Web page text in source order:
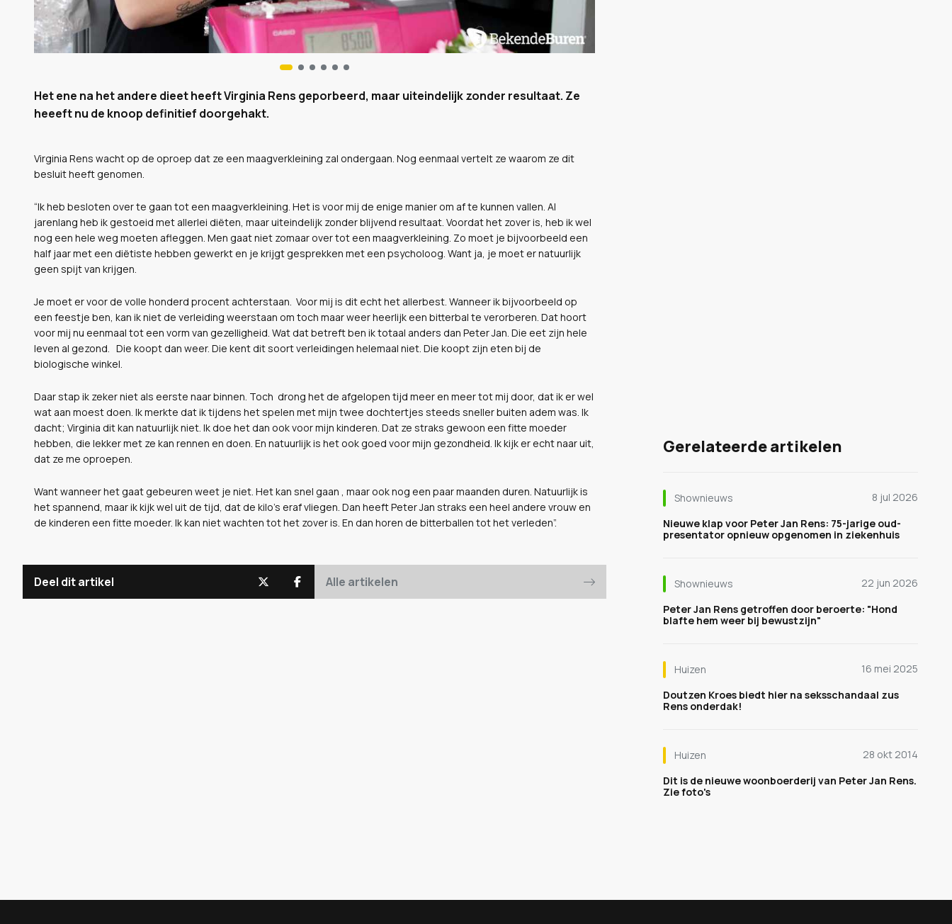
Het ene na het andere dieet heeft Virginia Rens geporbeerd, maar uiteindelijk zonder resultaat. Ze
heeeft nu de knoop definitief doorgehakt.
Virginia Rens wacht op de oproep dat ze een maagverkleining zal ondergaan. Nog eenmaal vertelt ze waarom ze dit
besluit heeft genomen.
“Ik heb besloten over te gaan tot een maagverkleining. Het is voor mij de enige manier om af te kunnen vallen. Al
jarenlang heb ik gestoeid met allerlei diëten, maar uiteindelijk zonder blijvend resultaat. Voordat het zover is, heb ik wel
nog een hele weg moeten afleggen. Men gaat niet zomaar over tot een maagverkleining. Zo moet je bijvoorbeeld een
half jaar met een diëtiste hebben gewerkt en je krijgt gesprekken met een psycholoog. Want ja, je moet er natuurlijk
geen spijt van krijgen.
Je moet er voor de volle honderd procent achterstaan. Voor mij is dit echt het allerbest. Wanneer ik bijvoorbeeld op
een feestje ben, kan ik niet de verleiding weerstaan om toch maar weer heerlijk een bitterbal te verorberen. Dat hoort
voor mij nu eenmaal tot een vorm van gezelligheid. Wat dat betreft ben ik totaal anders dan Peter Jan. Die eet zijn hele
leven al gezond.
Die koopt dan weer. Die kent dit soort verleidingen helemaal niet. Die koopt zijn eten bij de
biologische winkel.
Daar stap ik zeker niet als eerste naar binnen. Toch drong het de afgelopen tijd meer en meer tot mij door, dat ik er wel
wat aan moest doen. Ik merkte dat ik tijdens het spelen met mijn twee dochtertjes steeds sneller buiten adem was. Ik
dacht; Virginia dit kan natuurlijk niet. Ik doe het dan ook voor mijn kinderen. Dat ze straks gewoon een fitte moeder
hebben, die lekker met ze kan rennen en doen. En natuurlijk is het ook goed voor mijn gezondheid. Ik kijk er echt naar uit,
dat ze me oproepen.
Want wanneer het gaat gebeuren weet je niet. Het kan snel gaan , maar ook nog een paar maanden duren. Natuurlijk is
het spannend, maar ik kijk wel uit de tijd, dat de kilo’s eraf vliegen. Dan heeft Peter Jan straks een heel andere vrouw en
de kinderen een fitte moeder. Ik kan niet wachten tot het zover is. En dan horen de bitterballen tot het verleden”.
Deel dit artikel Alle artikelen
Gerelateerde artikelen
Shownieuws
8 jul 2026
Nieuwe klap voor Peter Jan Rens: 75-jarige oud-
presentator opnieuw opgenomen in ziekenhuis
Shownieuws
22 jun 2026
Peter Jan Rens getroffen door beroerte: "Hond
blafte hem weer bij bewustzijn"
Huizen
16 mei 2025
Doutzen Kroes biedt hier na seksschandaal zus
Rens onderdak!
Huizen
28 okt 2014
Dit is de nieuwe woonboerderij van Peter Jan Rens.
Zie foto's